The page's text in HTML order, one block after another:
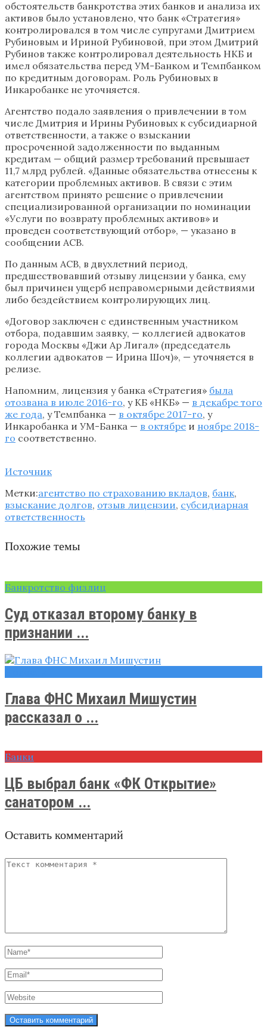
обстоятельств банкротства этих банков и анализа их
активов было установлено, что банк «Стратегия»
контролировался в том числе супругами Дмитрием
Рубиновым и Ириной Рубиновой, при этом Дмитрий
Рубинов также контролировал деятельность НКБ и
имел обязательства перед УМ-Банком и Темпбанком
по кредитным договорам. Роль Рубиновых в
Инкаробанке не уточняется.
Агентство подало заявления о привлечении в том
числе Дмитрия и Ирины Рубиновых к субсидиарной
ответственности, а также о взыскании
просроченной задолженности по выданным
кредитам — общий размер требований превышает
11,7 млрд рублей. «Данные обязательства отнесены к
категории проблемных активов. В связи с этим
агентством принято решение о привлечении
специализированной организации по номинации
«Услуги по возврату проблемных активов» и
проведен соответствующий отбор», — указано в
сообщении АСВ.
По данным АСВ, в двухлетний период,
предшествовавший отзыву лицензии у банка, ему
был причинен ущерб неправомерными действиями
либо бездействием контролирующих лиц.
«Договор заключен с единственным участником
отбора, подавшим заявку, — коллегией адвокатов
города Москвы «Джи Ар Лигал» (председатель
коллегии адвокатов — Ирина Шоч)», — уточняется в
релизе.
Напомним, лицензия у банка «Стратегия» была
отозвана в июле 2016-го, у КБ «НКБ» — в декабре того
же года, у Темпбанка — в октябре 2017-го, у
Инкаробанка и УМ-Банка — в октябре и ноябре 2018-
го соответственно.
Источник
Метки:агентство по страхованию вкладов, банк,
взыскание долгов, отзыв лицензии, субсидиарная
ответственность
Похожие темы
Банкротство физлиц
Суд отказал второму банку в
признании ...
Глава ФНС Михаил Мишустин
рассказал о ...
Банки
ЦБ выбрал банк «ФК Открытие»
санатором ...
Оставить комментарий